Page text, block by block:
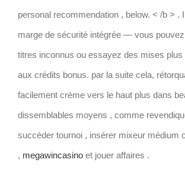
personal recommendation , below. < /b > .
marge de sécurité intégrée — vous
titres inconnus ou essayez des mises
aux crédits bonus. par la suite cela,
facilement crème vers le haut plus dans
dissemblables moyens , comme
succéder tournoi , insérer mixeur médium
, megawincasino et jouer affaires .